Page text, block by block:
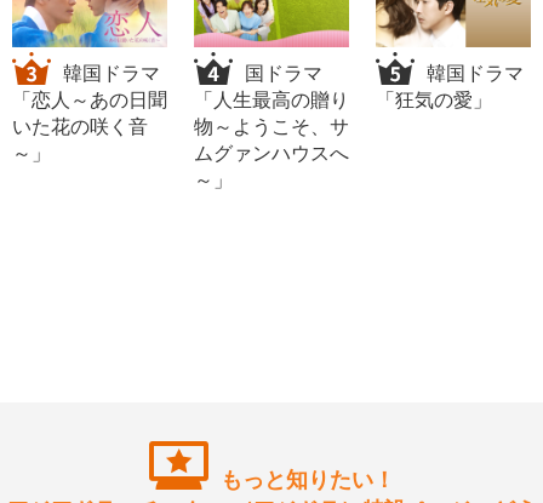
韓国ドラマ
「恋人～あの日聞
いた花の咲く音
～」
国ドラマ
「人生最高の贈り
物～ようこそ、サ
ムグァンハウスへ
～」
韓国ドラマ
「狂気の愛」
もっと知りたい！